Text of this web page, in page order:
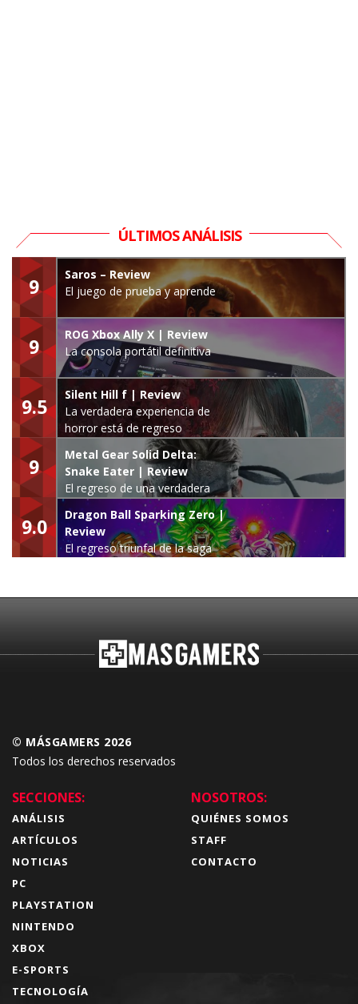
ÚLTIMOS ANÁLISIS
9
Saros – Review
El juego de prueba y aprende
9
ROG Xbox Ally X | Review
La consola portátil definitiva
9.5
Silent Hill f | Review
La verdadera experiencia de
horror está de regreso
9
Metal Gear Solid Delta:
Snake Eater | Review
El regreso de una verdadera
leyenda
9.0
Dragon Ball Sparking Zero |
Review
El regreso triunfal de la saga
© MÁSGAMERS 2026
Todos los derechos reservados
SECCIONES:
ANÁLISIS
ARTÍCULOS
NOTICIAS
PC
PLAYSTATION
NINTENDO
XBOX
E-SPORTS
TECNOLOGÍA
NOSOTROS:
QUIÉNES SOMOS
STAFF
CONTACTO